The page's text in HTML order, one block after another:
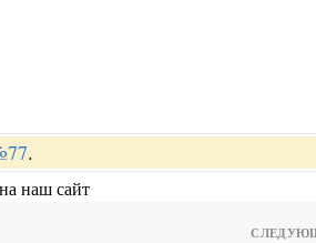
.
наш сайт